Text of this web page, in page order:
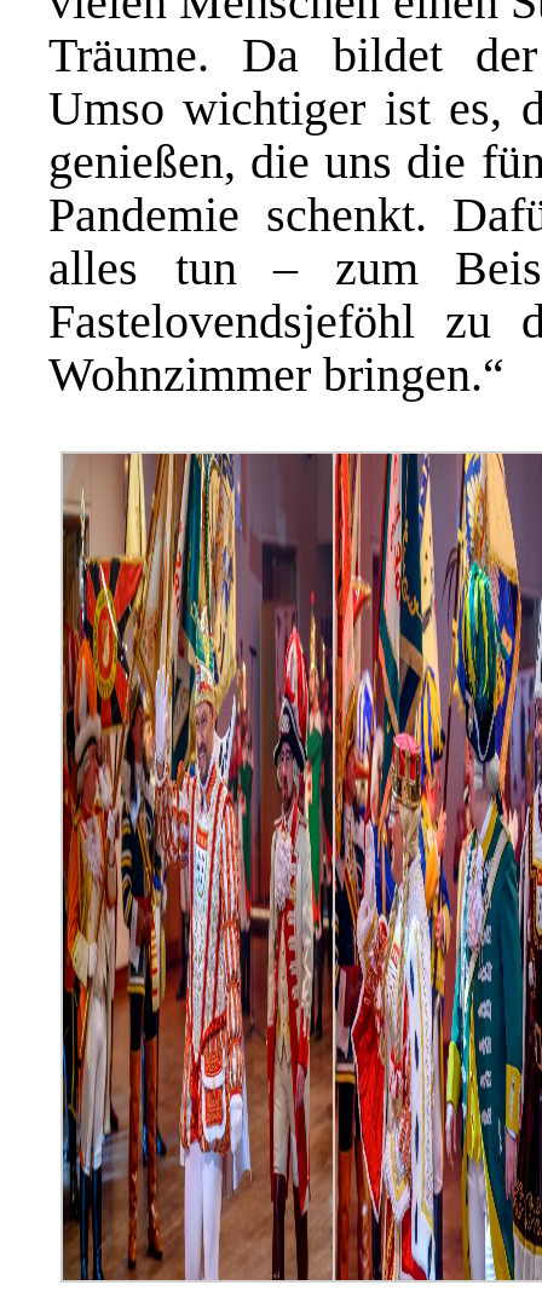
Träume. Da bildet
Umso wichtiger ist es,
genießen, die uns die
Pandemie schenkt.
alles tun – zum
Fastelovendsjeföhl zu
Wohnzimmer bringen.“